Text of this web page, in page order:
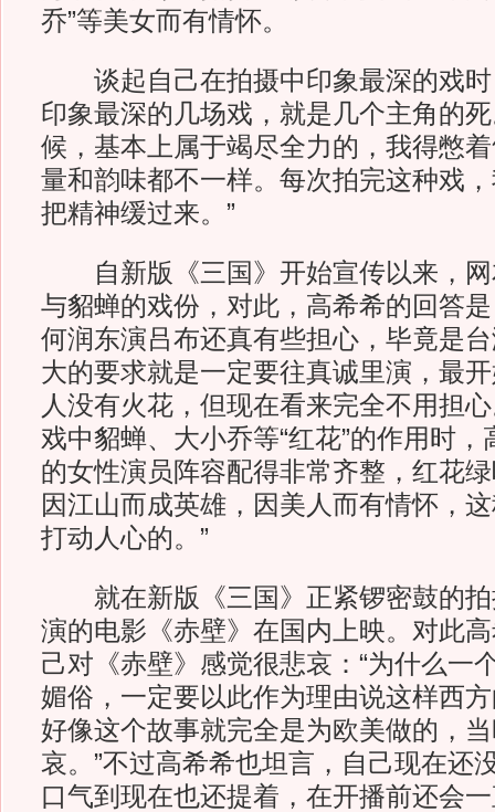
乔”等美女而有情怀。
谈起自己在拍摄中印象最深的戏时
印象最深的几场戏，就是几个主角的
候，基本上属于竭尽全力的，我得憋
量和韵味都不一样。每次拍完这种戏
把精神缓过来。”
自新版《三国》开始宣传以来，网
与貂蝉的戏份，对此，高希希的回答
何润东演吕布还真有些担心，毕竟是
大的要求就是一定要往真诚里演，最
人没有火花，但现在看来完全不用担
戏中貂蝉、大小乔等“红花”的作用时，
的女性演员阵容配得非常齐整，红花
因江山而成英雄，因美人而有情怀，
打动人心的。”
就在新版《三国》正紧锣密鼓的拍
演的电影《赤壁》在国内上映。对此
己对《赤壁》感觉很悲哀：“为什么一
媚俗，一定要以此作为理由说这样西
好像这个故事就完全是为欧美做的，
哀。”不过高希希也坦言，自己现在还
口气到现在也还提着，在开播前还会